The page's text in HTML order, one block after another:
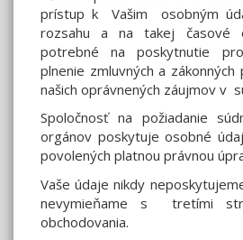
prístup k Vašim osobným
rozsahu a na takej časové
potrebné na poskytnutie
plnenie zmluvných a zákonných
našich oprávnených záujmov v
Spoločnosť na požiadanie
orgánov poskytuje osobné
povolených platnou právnou
Vaše údaje nikdy
nevymieňame s tretími
obchodovania.